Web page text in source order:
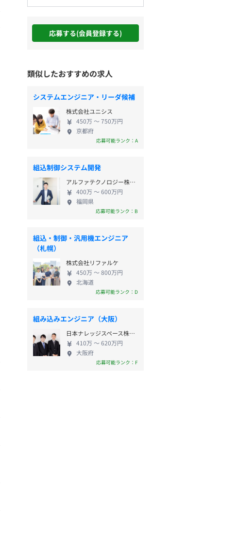
応募する(会員登録する)
類似したおすすめの求人
システムエンジニア・リーダ候補
株式会社ユニシス
450万 〜 750万円
京都府
応募可能ランク：A
組込制御システム開発
アルファテクノロジー株式会社
400万 〜 600万円
福岡県
応募可能ランク：B
組込・制御・汎用機エンジニア
（札幌）
株式会社リファルケ
450万 〜 800万円
北海道
応募可能ランク：D
組み込みエンジニア（大阪）
日本ナレッジスペース株式会社
410万 〜 620万円
大阪府
応募可能ランク：F